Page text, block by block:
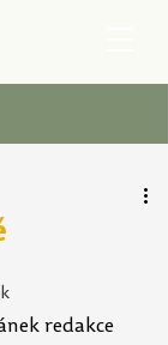
redakce